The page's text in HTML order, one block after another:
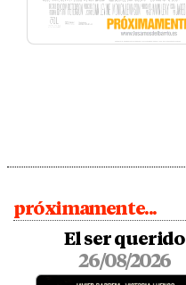
próximamente...
El ser querido
26/08/2026